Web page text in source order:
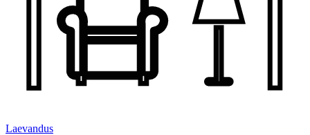
Laevandus